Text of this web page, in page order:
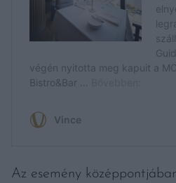
Az esemény